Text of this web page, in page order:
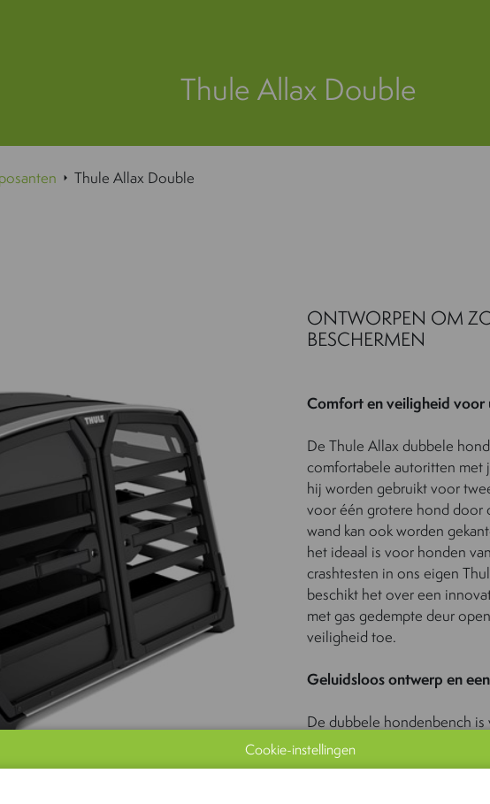
Thule Allax Double
Thule Allax Double
ONTWORPEN OM
BESCHERMEN
Comfort en veiligheid voor
De Thule Allax dubbele
comfortabele autoritten
hij worden gebruikt voor
voor één grotere hond door
wand kan ook worden
het ideaal is voor honden
crashtesten in ons eigen
beschikt het over een
met gas gedempte deur
veiligheid toe.
Geluidsloos ontwerp en
De dubbele hondenbench is
het in diepte verstelbare
kofferbak. Spanbanden
en goed gebouwd, geen
Cookie-instellingen